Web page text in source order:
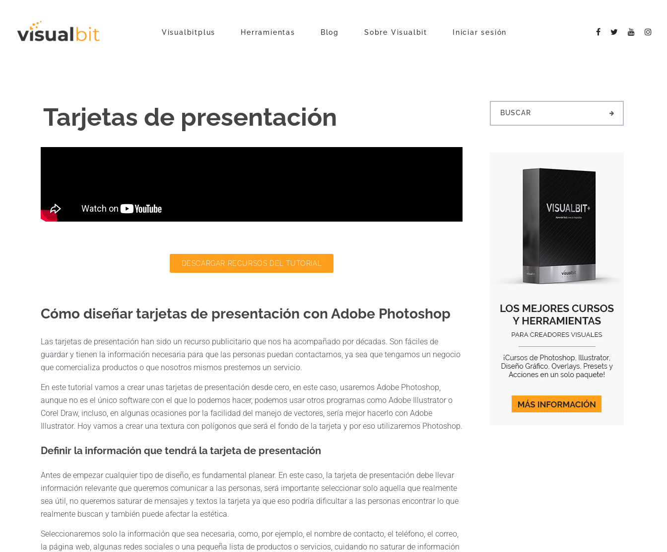
Visualbitplus Herramientas Blog Sobre Visualbit Iniciar sesión
Tarjetas de presentación
DESCARGAR RECURSOS DEL TUTORIAL
Cómo diseñar tarjetas de presentación con Adobe Photoshop
Las tarjetas de presentación han sido un recurso publicitario que nos ha acompañado por décadas. Son fáciles de
guardar y tienen la información necesaria para que las personas puedan contactarnos, ya sea que tengamos un negocio
que comercializa productos o que nosotros mismos prestemos un servicio.
En este tutorial vamos a crear unas tarjetas de presentación desde cero, en este caso, usaremos Adobe Photoshop,
aunque no es el único software con el que lo podemos hacer, podemos usar otros programas como Adobe Illustrator o
Corel Draw, incluso, en algunas ocasiones por la facilidad del manejo de vectores, sería mejor hacerlo con Adobe
Illustrator. Hoy vamos a crear una textura con polígonos que será el fondo de la tarjeta y por eso utilizaremos Photoshop.
Definir la información que tendrá la tarjeta de presentación
Antes de empezar cualquier tipo de diseño, es fundamental planear. En este caso, la tarjeta de presentación debe llevar
información relevante que queremos comunicar a las personas, será importante seleccionar solo aquella que realmente
sea útil, no queremos saturar de mensajes y textos la tarjeta ya que eso podría dificultar a las personas encontrar lo que
realmente buscan y también puede afectar la estética.
Seleccionaremos solo la información que sea necesaria, como, por ejemplo, el nombre de contacto, el teléfono, el correo,
la página web, algunas redes sociales o una pequeña lista de productos o servicios, cuidando no saturar de información